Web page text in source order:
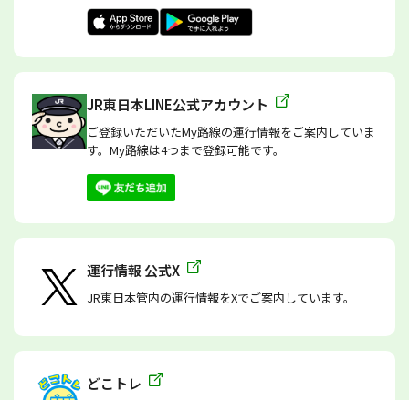
JR東日本LINE公式アカウント
ご登録いただいたMy路線の運行情報をご案内していま
す。My路線は4つまで登録可能です。
運行情報 公式X
JR東日本管内の運行情報をXでご案内しています。
どこトレ